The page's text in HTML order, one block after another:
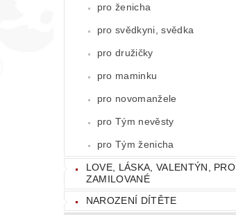
pro ženicha
pro svědkyni, svědka
pro družičky
pro maminku
pro novomanžele
pro Tým nevěsty
pro Tým ženicha
LOVE, LÁSKA, VALENTÝN, PRO
ZAMILOVANÉ
NAROZENÍ DÍTĚTE